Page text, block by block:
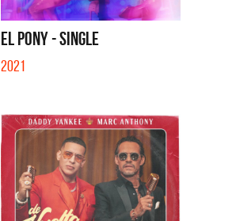
EL PONY - SINGLE
2021